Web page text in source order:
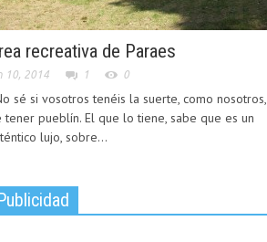
recreativa de Paraes
10, 2014 1 0
sé si vosotros tenéis la suerte, como nosotros,
tener pueblín. El que lo tiene, sabe que es un
lujo, sobre...